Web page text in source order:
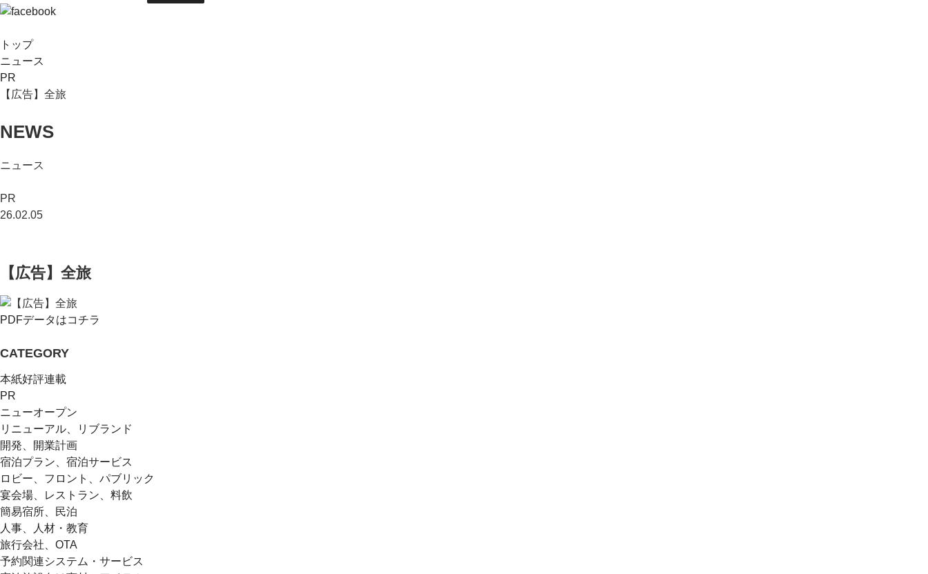
トップ
ニュース
PR
【広告】全旅
NEWS
ニュース
PR
26.02.05
【広告】全旅
PDFデータはコチラ
CATEGORY
本紙好評連載
PR
ニューオープン
リニューアル、リブランド
開発、開業計画
宿泊プラン、宿泊サービス
ロビー、フロント、パブリック
宴会場、レストラン、料飲
簡易宿所、民泊
人事、人材・教育
旅行会社、OTA
予約関連システム・サービス